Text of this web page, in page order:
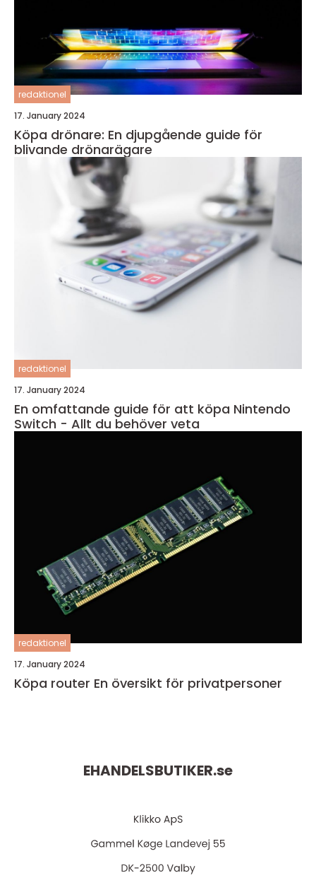
redaktionel
17. January 2024
Köpa drönare: En djupgående guide för
blivande drönarägare
redaktionel
17. January 2024
En omfattande guide för att köpa Nintendo
Switch - Allt du behöver veta
redaktionel
17. January 2024
Köpa router En översikt för privatpersoner
EHANDELSBUTIKER.se